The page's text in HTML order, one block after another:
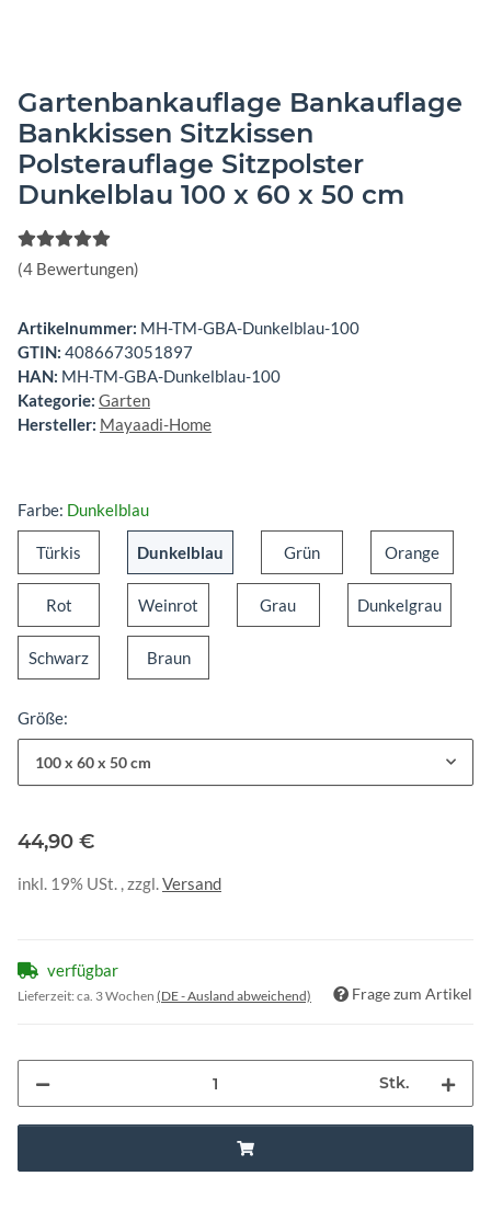
Gartenbankauflage Bankauflage
Bankkissen Sitzkissen
Polsterauflage Sitzpolster
Dunkelblau 100 x 60 x 50 cm
(4 Bewertungen)
Artikelnummer: MH-TM-GBA-Dunkelblau-100
GTIN: 4086673051897
HAN: MH-TM-GBA-Dunkelblau-100
Kategorie: Garten
Hersteller: Mayaadi-Home
Farbe: Dunkelblau
Türkis Dunkelblau Dunkelblau
GrünGrün Orange
RotRot Weinrot GrauGrau Dunkelgrau
SchwarzSchwarzBraunBraun
Größe:
100 x 60 x 50 cm
44,90 €
inkl. 19% USt. , zzgl.Versand
verfügbar
Lieferzeit: ca. 3 Wochen (DE - Ausland abweichend) Frage zum Artikel
Stk.